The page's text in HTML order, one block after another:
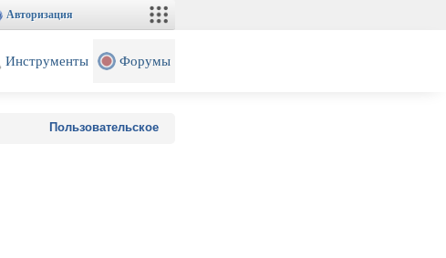
Авторизация
Инструменты Форумы
Пользовательское